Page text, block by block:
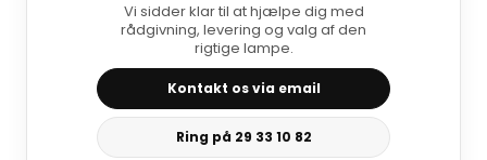
Vi sidder klar til at hjælpe dig med
rådgivning, levering og valg af den
rigtige lampe.
Kontakt os via email
Ring på 29 33 10 82